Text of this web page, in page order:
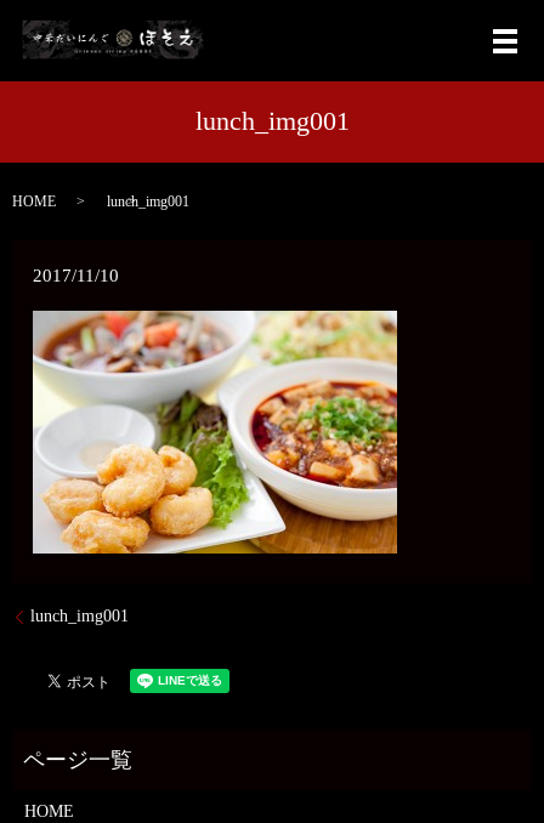
メ
lunch_img001
HOME lunch_img001
2017/11/10
lunch_img001
HOME